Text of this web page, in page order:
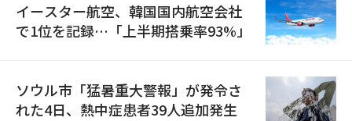
イースター航空、韓国国内航空会社
で1位を記録…「上半期搭乗率93%」
ソウル市「猛暑重大警報」が発令さ
れた4日、熱中症患者39人追加発生